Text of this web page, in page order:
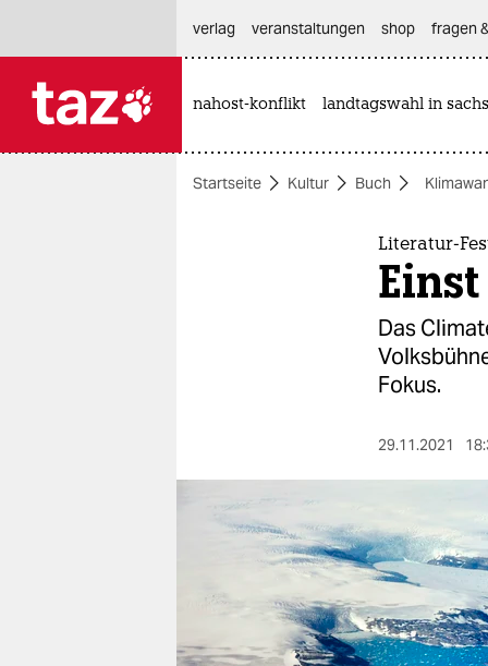
themen
nord
wahrheit
verlag
veranstaltungen shop fragen
nahost-konflikt landtagswahl in
Startseite Kultur Buch
Literatur-
Das
Fokus.
29.11.2021